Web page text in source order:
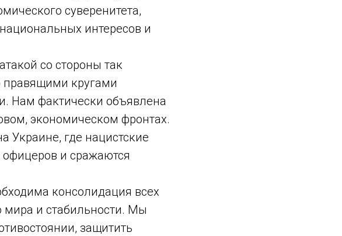
суверенитета,
интересов и
со стороны так
правящими кругами
Нам фактически объявлена
экономическом фронтах.
Украине, где нацистские
и сражаются
консолидация всех
мира и стабильности. Мы
защитить